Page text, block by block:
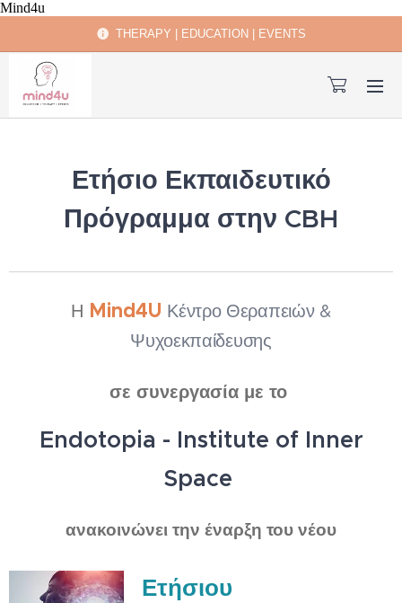
Mind4u
THERAPY | EDUCATION | EVENTS
Ετήσιο Εκπαιδευτικό
Πρόγραμμα στην CBH
Η Mind4U Κέντρο Θεραπειών &
Ψυχοεκπαίδευσης
σε συνεργασία με το
Endotopia - Institute of Inner
Space
ανακοινώνει την έναρξη του νέου
Ετήσιου